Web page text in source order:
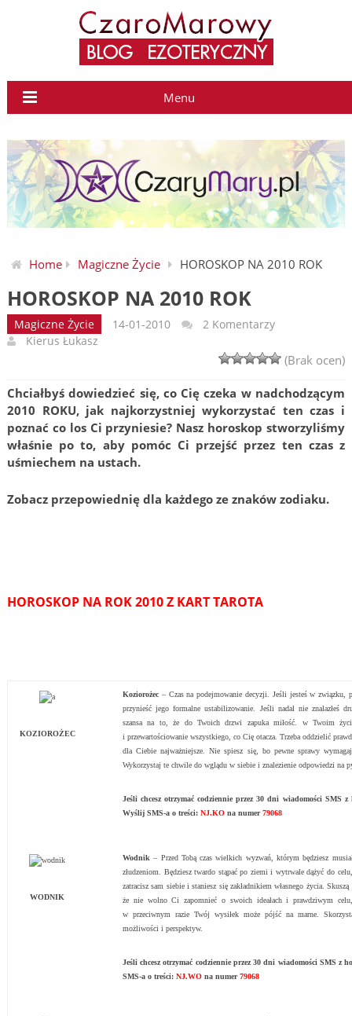
Menu
Home Magiczne Życie HOROSKOP NA 2010 ROK
HOROSKOP NA 2010 ROK
Magiczne Życie 14-01-2010
2 Komentarzy
Kierus Łukasz
(Brak ocen)
Chciałbyś dowiedzieć się, co Cię czeka w nadchodzącym
2010 ROKU, jak najkorzystniej wykorzystać ten czas i
poznać co los Ci przyniesie? Nasz horoskop stworzyliśmy
właśnie po to, aby pomóc Ci przejść przez ten czas z
uśmiechem na ustach.
Zobacz przepowiednię dla każdego ze znaków zodiaku.
HOROSKOP NA ROK 2010 Z KART TAROTA
KOZIOROŻEC
Koziorożec– Czas na podejmowanie decyzji. Jeśli jesteś w związku,
przynieść jego formalne ustabilizowanie. Jeśli nadal nie znalazłeś
szansa na to, że do Twoich drzwi zapuka miłość. w Twoim
i przewartościowanie wszystkiego, co Cię otacza. Trzeba oddzielić
dla Ciebie najważniejsze. Nie spiesz się, bo pewne sprawy
Wykorzystaj te chwile do wglądu w siebie i znalezienie odpowiedzi na
Jeśli chcesz otrzymać codziennie przez 30 dni wiadomości SMS
Wyślij SMS-a o treści: NJ.KOna numer79068
WODNIK
Wodnik – Przed Tobą czas wielkich wyzwań, którym będziesz
złudzeniom. Będziesz twardo stąpać po ziemi i wytrwale dążyć do
zatracisz sam siebie i staniesz się zakładnikiem własnego życia.
że nie wolno Ci zapomnieć o swoich ideałach i prawdziwym
w przeciwnym razie Twój wysiłek może pójść na marne.
możliwości i perspektyw.
Jeśli chcesz otrzymać codziennie przez 30 dni wiadomości SMS z
SMS-a o treści: NJ.WOna numer79068